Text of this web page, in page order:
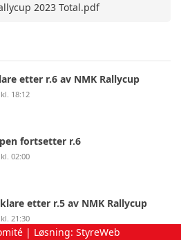
2023 Total.pdf
etter r.6 av NMK Rallycup
18:12
fortsetter r.6
02:00
etter r.5 av NMK Rallycup
21:30
| Løsning: StyreWeb